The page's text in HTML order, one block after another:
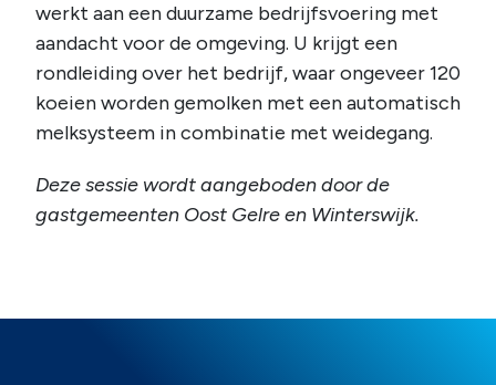
werkt aan een duurzame bedrijfsvoering met
aandacht voor de omgeving. U krijgt een
rondleiding over het bedrijf, waar ongeveer 120
koeien worden gemolken met een automatisch
melksysteem in combinatie met weidegang.
Deze sessie wordt aangeboden door de
gastgemeenten Oost Gelre en Winterswijk.